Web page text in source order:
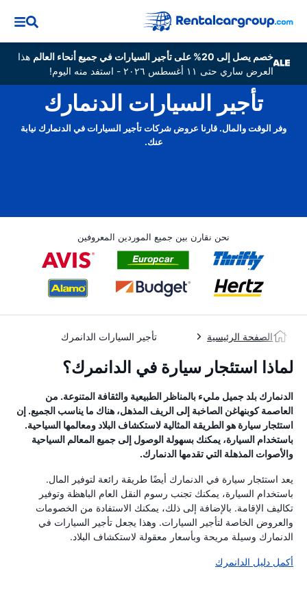
خصم يصل إلى 20% على تأجير السيارات في جميع أنحاء العالم
هذا
العرض ساري حتى ١١ أغسطس ٢٠٢٦ - استفد منه اليوم!
تأجير السيارات الدنمارك
وفر الوقت والمال. قارنا عروض شركات تأجير السيارات في الدنمارك نيابة
عنك.
نحن نقارن بين جميع الموردين المعروفين
الصفحة الرئيسية تأجير السيارات الدانمرك
لماذا استئجار سيارة في الدانمرك؟
الدنمارك بلد جميل مليء بالمناظر الطبيعية والثقافة المتنوعة. من
العاصمة كوبنهاغن الصاخبة إلى الريف المذهل، هناك ما يناسب الجميع. إن
استئجار سيارة هو الطريقة المثالية لاستكشاف البلاد ومعالمها السياحية.
باستخدام السيارة، يمكنك بسهولة الوصول إلى جميع المعالم السياحية
والأصوات المذهلة التي تقدمها الدنمارك.
يعد استئجار سيارة في الدنمارك أيضًا طريقة رائعة لتوفير المال.
باستخدام السيارة، يمكنك تجنب رسوم النقل العام الباهظة وتوفير
تكاليف الإقامة. بالإضافة إلى ذلك، يمكنك الاستفادة من الخصومات
والعروض الخاصة لتأجير السيارات. وهذا يجعل تأجير السيارات في
الدنمارك وسيلة مريحة وبأسعار معقولة لاستكشاف البلاد.
أكمل دليل الدانمرك